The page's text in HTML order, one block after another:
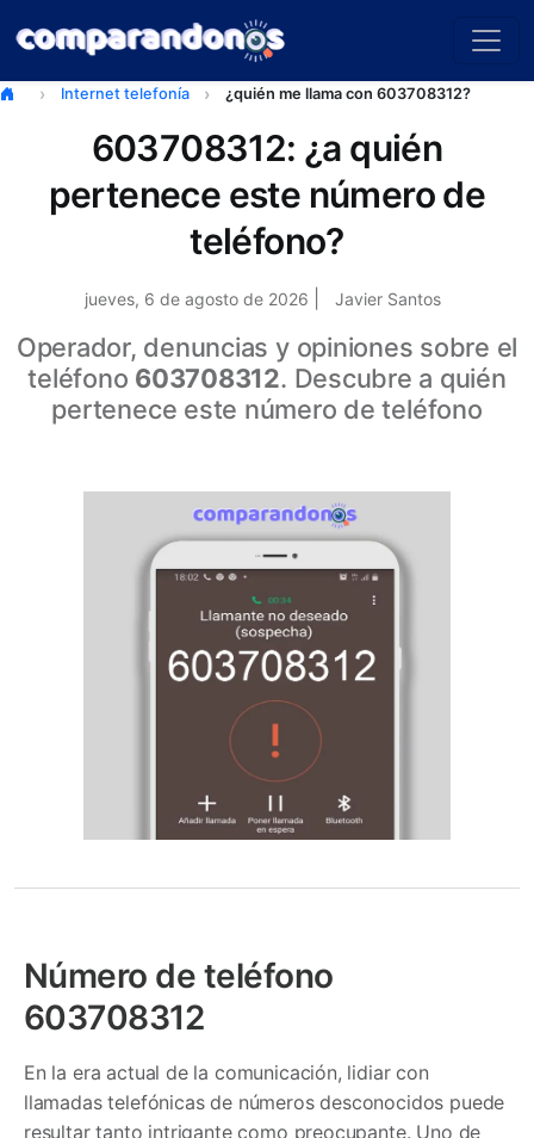
Internet telefonía ¿quién me llama con 603708312?
603708312: ¿a quién
pertenece este número de
teléfono?
jueves, 6 de agosto de 2026 Javier Santos
Operador, denuncias y opiniones sobre el
teléfono 603708312. Descubre a quién
pertenece este número de teléfono
Número de teléfono
603708312
En la era actual de la comunicación, lidiar con
llamadas telefónicas de números desconocidos puede
resultar tanto intrigante como preocupante. Uno de